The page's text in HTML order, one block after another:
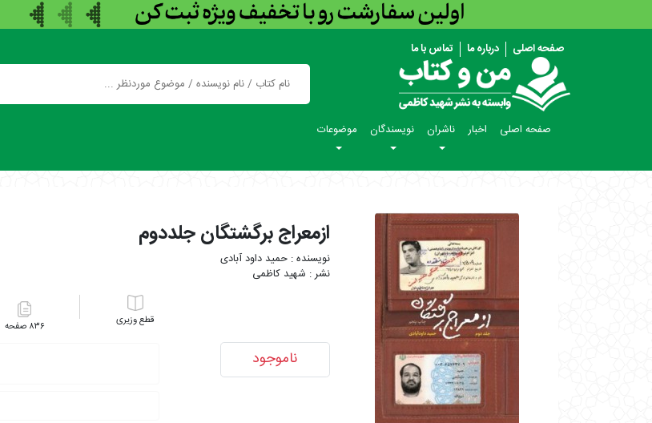
صفحه اصلی درباره ما تماس با ما
صفحه اصلی اخبار ناشران نویسندگان موضوعات
ازمعراج برگشتگان جلددوم
حمید داود آبادی
شهید کاظمی
ناموجود
وزیری ۸۳۶